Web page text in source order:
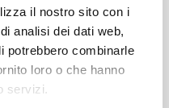
il nostro sito con i
analisi dei dati web,
potrebbero combinarle
loro o che hanno
servizi.
12:32
Orchestra, Zubin